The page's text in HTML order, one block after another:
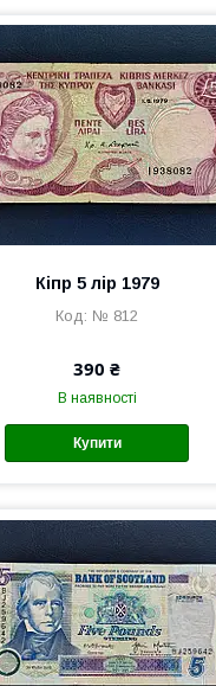
Кіпр 5 лір 1979
№ 812
390 ₴
В наявності
Купити